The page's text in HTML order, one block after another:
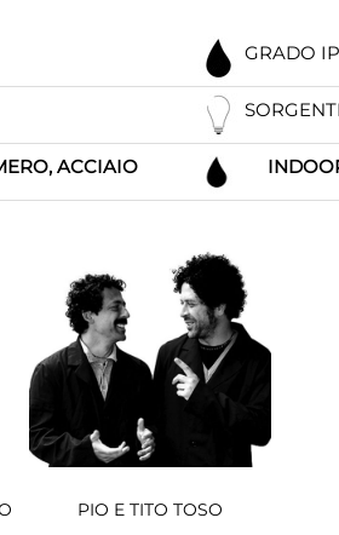
ACCIAIO
GRADO IP
PIO E TITO TOSO